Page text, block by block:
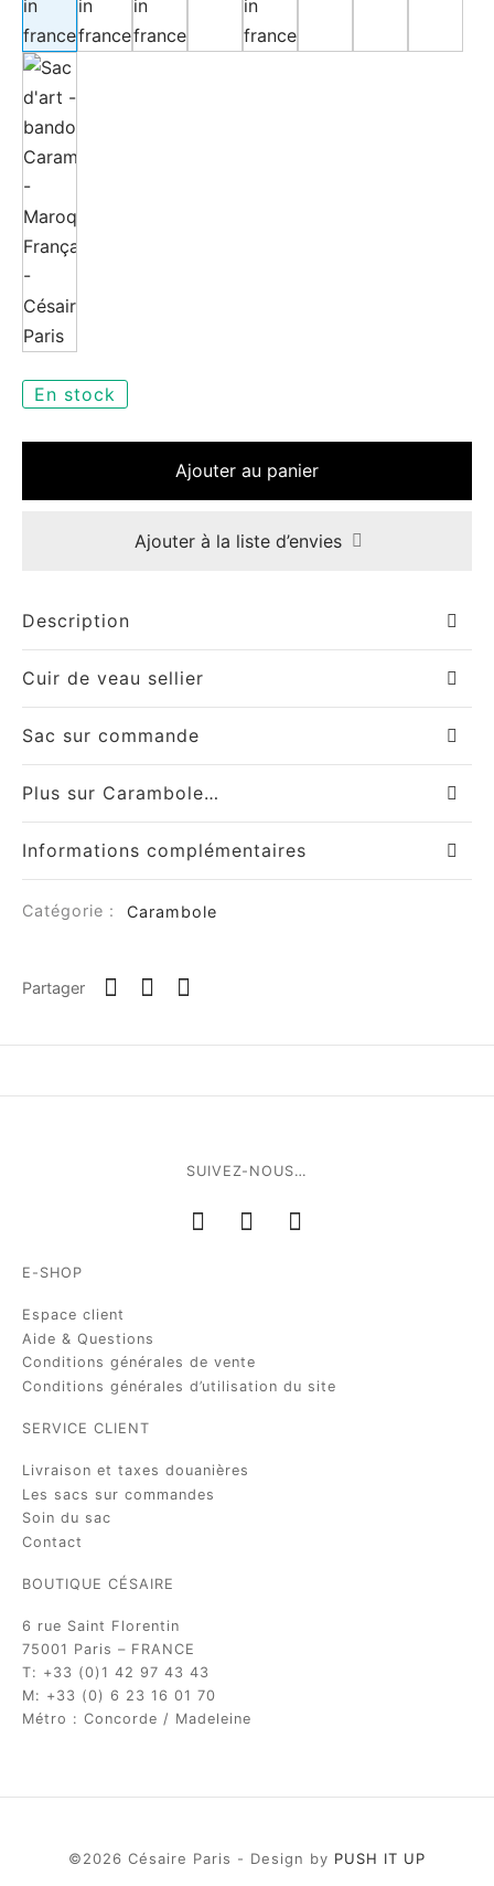
En stock
Ajouter au panier
Ajouter à la liste d’envies
Description
Cuir de veau sellier
Sac sur commande
Plus sur Carambole…
Informations complémentaires
Catégorie : Carambole
Partager
SUIVEZ-NOUS…
E-SHOP
Espace client
Aide & Questions
Conditions générales de vente
Conditions générales d’utilisation du site
SERVICE CLIENT
Livraison et taxes douanières
Les sacs sur commandes
Soin du sac
Contact
BOUTIQUE CÉSAIRE
6 rue Saint Florentin
75001 Paris – FRANCE
T: +33 (0)1 42 97 43 43
M: +33 (0) 6 23 16 01 70
Métro : Concorde / Madeleine
©2026 Césaire Paris - Design by PUSH IT UP